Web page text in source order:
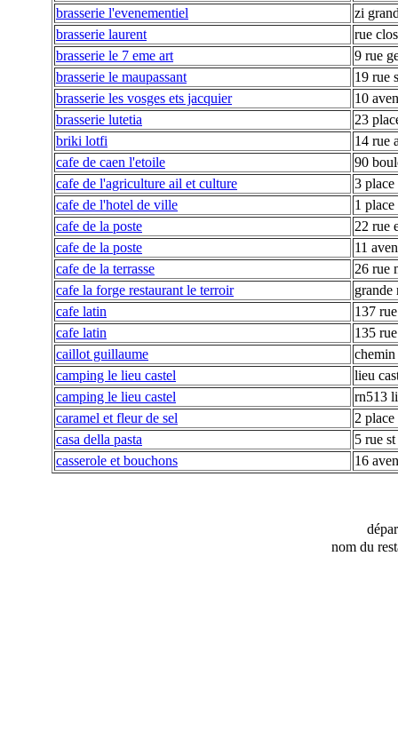
brasserie l'evenementiel
zi
brasserie laurent
rue
brasserie le 7 eme art
9 rue
brasserie le maupassant
19 rue
brasserie les vosges ets jacquier
10
brasserie lutetia
23
briki lotfi
14 rue
cafe de caen l'etoile
90
cafe de l'agriculture ail et culture
3
cafe de l'hotel de ville
1
cafe de la poste
22 rue
cafe de la poste
11
cafe de la terrasse
26 rue
cafe la forge restaurant le terroir
grande
cafe latin
137
cafe latin
135
caillot guillaume
camping le lieu castel
lieu
camping le lieu castel
rn513
caramel et fleur de sel
2
casa della pasta
5 rue
casserole et bouchons
16
nom du